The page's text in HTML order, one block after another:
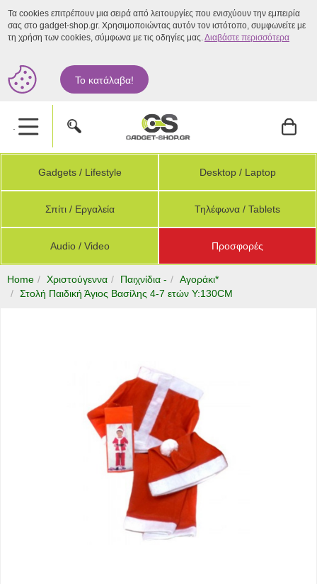
Τα cookies επιτρέπουν μια σειρά από λειτουργίες που ενισχύουν την εμπειρία
σας στο gadget-shop.gr. Χρησιμοποιώντας αυτόν τον ιστότοπο, συμφωνείτε με
τη χρήση των cookies, σύμφωνα με τις οδηγίες μας.Διαβάστε περισσότερα
Το κατάλαβα!
.
Gadgets / Lifestyle Desktop / Laptop
Σπίτι / Εργαλεία Τηλέφωνα / Tablets
Audio / Video Προσφορές
Home Χριστούγεννα Παιχνίδια -
Αγοράκι*
Στολή Παιδική Άγιος Βασίλης 4-7 ετών Υ:130CM